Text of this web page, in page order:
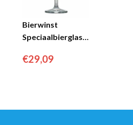
Bierwinst
Speciaalbierglas
€29,09